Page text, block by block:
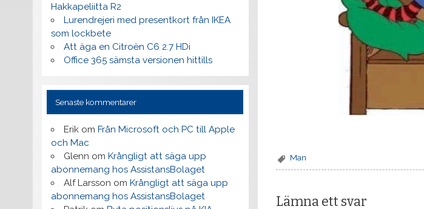
Man
Lämna ett svar
Hakkapeliitta R2
Lurendrejeri med presentkort från IKEA
som lockbete
Att äga en Citroën C6 2.7 HDi
Office 365 sämsta versionen hittills
Senaste kommentarer
Erik omFrån Microsoft och PC till Apple
och Mac
Glenn omKrångligt att säga upp
abonnemang hos AssistansBolaget
Alf Larsson omKrångligt att säga upp
abonnemang hos AssistansBolaget